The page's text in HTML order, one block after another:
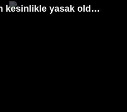
kesinlikle yasak olduğu 7